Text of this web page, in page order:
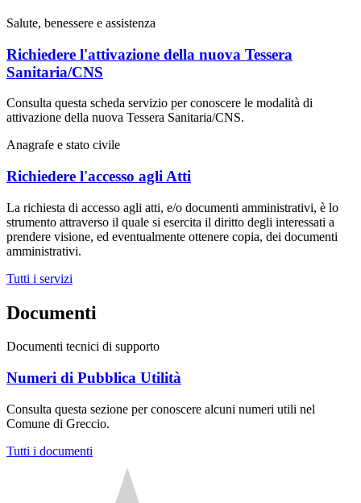
Salute, benessere e assistenza
Richiedere l'attivazione della nuova Tessera
Sanitaria/CNS
Consulta questa scheda servizio per conoscere le modalità di
attivazione della nuova Tessera Sanitaria/CNS.
Anagrafe e stato civile
Richiedere l'accesso agli Atti
La richiesta di accesso agli atti, e/o documenti amministrativi, è lo
strumento attraverso il quale si esercita il diritto degli interessati a
prendere visione, ed eventualmente ottenere copia, dei documenti
amministrativi.
Tutti i servizi
Documenti
Documenti tecnici di supporto
Numeri di Pubblica Utilità
Consulta questa sezione per conoscere alcuni numeri utili nel
Comune di Greccio.
Tutti i documenti